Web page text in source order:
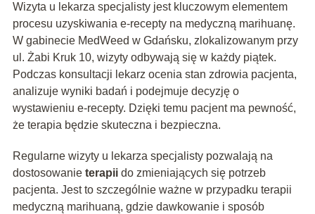
Wizyta u lekarza specjalisty jest kluczowym elementem
procesu uzyskiwania e-recepty na medyczną marihuanę.
W gabinecie MedWeed w Gdańsku, zlokalizowanym przy
ul. Żabi Kruk 10, wizyty odbywają się w każdy piątek.
Podczas konsultacji lekarz ocenia stan zdrowia pacjenta,
analizuje wyniki badań i podejmuje decyzję o
wystawieniu e-recepty. Dzięki temu pacjent ma pewność,
że terapia będzie skuteczna i bezpieczna.
Regularne wizyty u lekarza specjalisty pozwalają na
dostosowanie terapiido zmieniających się potrzeb
pacjenta. Jest to szczególnie ważne w przypadku terapii
medyczną marihuaną, gdzie dawkowanie i sposób